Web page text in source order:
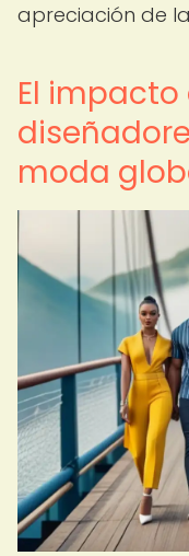
apreciación de
El impacto
moda